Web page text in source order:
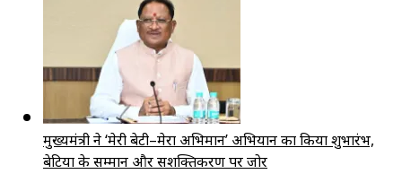
मुख्यमंत्री ने ‘मेरी बेटी–मेरा अभिमान’ अभियान का किया शुभारंभ,
बेटियों के सम्मान और सशक्तिकरण पर जोर